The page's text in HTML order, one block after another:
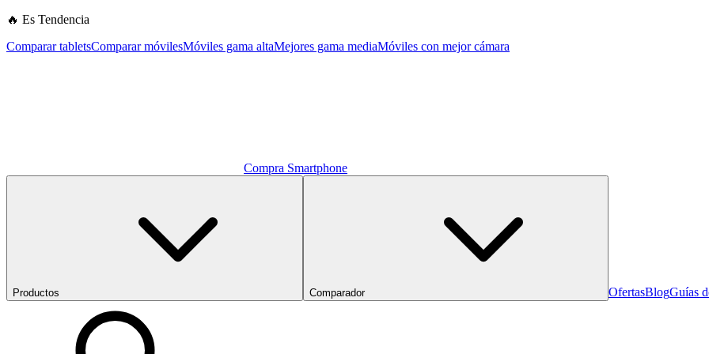
🔥 Es Tendencia
Comparar tabletsComparar móvilesMóviles gama altaMejores gama mediaMóviles con mejor cámara
Compra Smartphone
Productos Comparador OfertasBlogGuías